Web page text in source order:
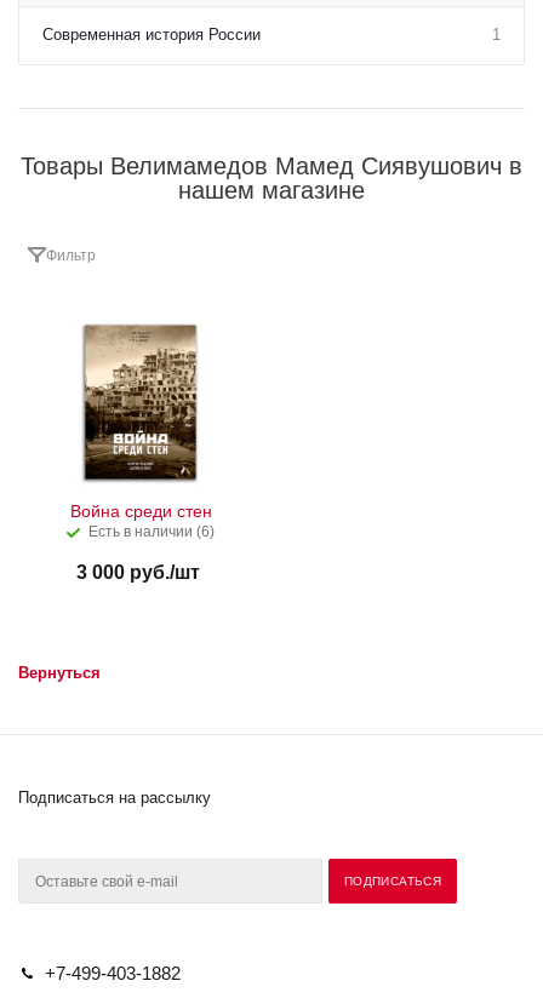
Современная история России 1
Товары Велимамедов Мамед Сиявушович в
нашем магазине
Фильтр
Война среди стен
Есть в наличии (6)
3 000 руб./шт
Вернуться
Подписаться на рассылку
+7-499-403-1882